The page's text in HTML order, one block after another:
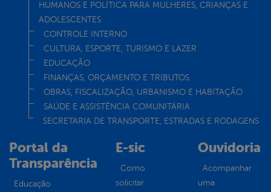
HUMANOS E POLÍTICA PARA MULHERES, CRIANÇAS E
ADOLESCENTES
CONTROLE INTERNO
CULTURA, ESPORTE, TURISMO E LAZER
EDUCAÇÃO
FINANÇAS, ORÇAMENTO E TRIBUTOS
OBRAS, FISCALIZAÇÃO, URBANISMO E HABITAÇÃO
SAÚDE E ASSISTÊNCIA COMUNITÁRIA
SECRETARIA DE TRANSPORTE, ESTRADAS E RODAGENS
Portal da
Transparência
Educação
E-sic
Como
solicitar
Ouvidoria
Acompanhar
uma